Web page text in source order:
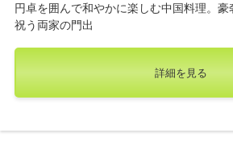
円卓を囲んで和やかに楽しむ中国料理。
祝う両家の門出
詳細を見る